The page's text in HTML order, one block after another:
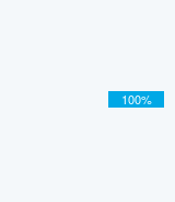
100%